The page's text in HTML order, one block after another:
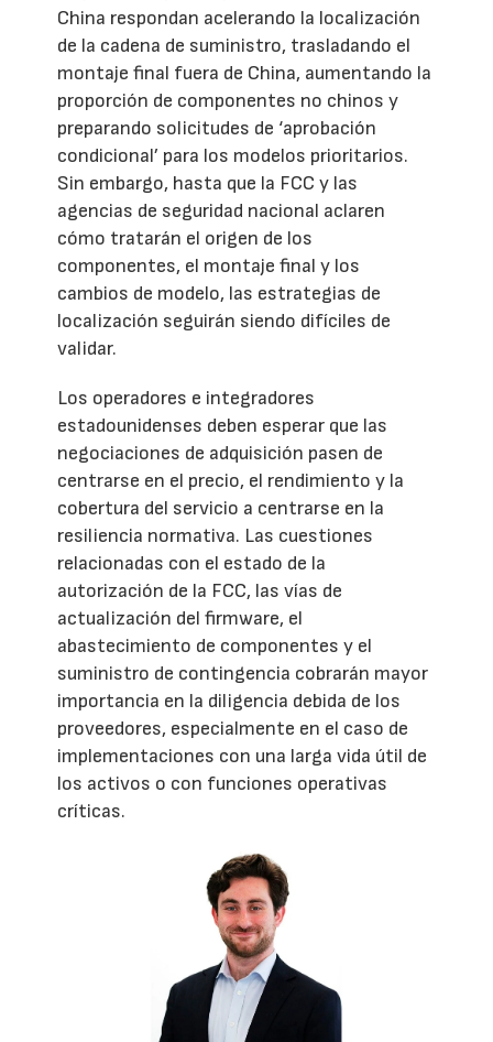
China respondan acelerando la localización
de la cadena de suministro, trasladando el
montaje final fuera de China, aumentando la
proporción de componentes no chinos y
preparando solicitudes de ‘aprobación
condicional’ para los modelos prioritarios.
Sin embargo, hasta que la FCC y las
agencias de seguridad nacional aclaren
cómo tratarán el origen de los
componentes, el montaje final y los
cambios de modelo, las estrategias de
localización seguirán siendo difíciles de
validar.
Los operadores e integradores
estadounidenses deben esperar que las
negociaciones de adquisición pasen de
centrarse en el precio, el rendimiento y la
cobertura del servicio a centrarse en la
resiliencia normativa. Las cuestiones
relacionadas con el estado de la
autorización de la FCC, las vías de
actualización del firmware, el
abastecimiento de componentes y el
suministro de contingencia cobrarán mayor
importancia en la diligencia debida de los
proveedores, especialmente en el caso de
implementaciones con una larga vida útil de
los activos o con funciones operativas
críticas.